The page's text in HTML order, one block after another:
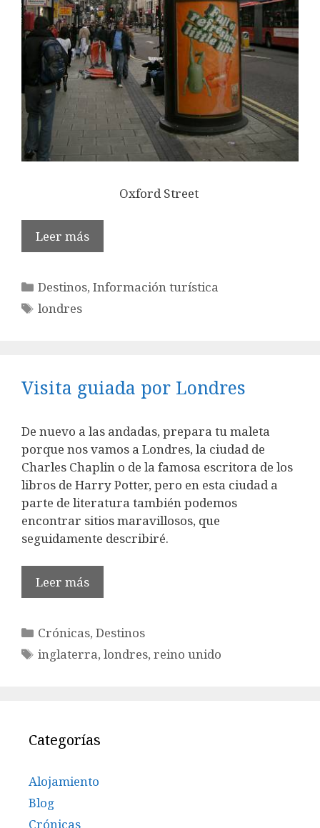
Oxford Street
Leer más
Categorías
Destinos,Información turística
Etiquetas
londres
Visita guiada por Londres
De nuevo a las andadas, prepara tu maleta
porque nos vamos a Londres, la ciudad de
Charles Chaplin o de la famosa escritora de los
libros de Harry Potter, pero en esta ciudad a
parte de literatura también podemos
encontrar sitios maravillosos, que
seguidamente describiré.
Leer más
Categorías
Crónicas,Destinos
Etiquetas
inglaterra,londres,reino unido
Categorías
Alojamiento
Blog
Crónicas